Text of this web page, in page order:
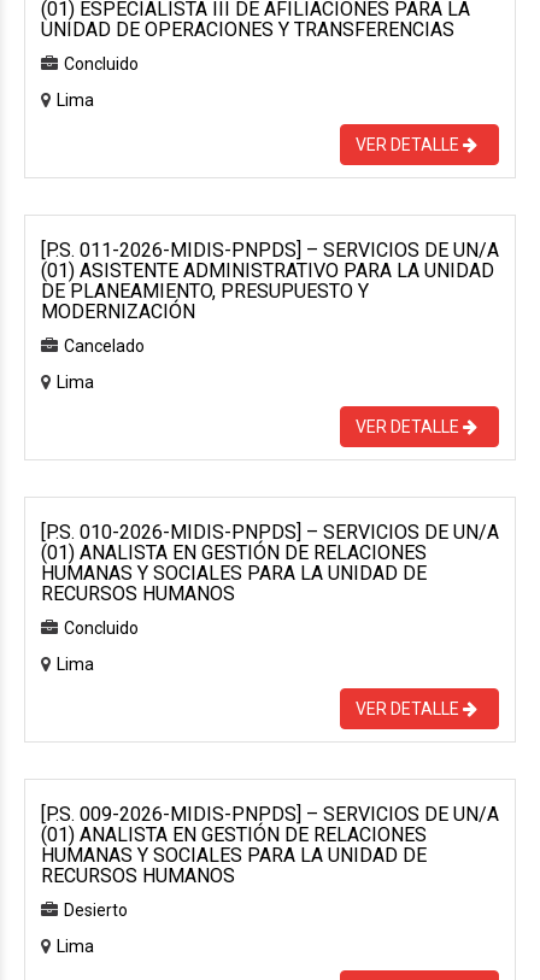
(01) ESPECIALISTA III DE AFILIACIONES PARA LA
UNIDAD DE OPERACIONES Y TRANSFERENCIAS
Concluido
Lima
VER DETALLE
[P.S. 011-2026-MIDIS-PNPDS] – SERVICIOS DE UN/A
(01) ASISTENTE ADMINISTRATIVO PARA LA UNIDAD
DE PLANEAMIENTO, PRESUPUESTO Y
MODERNIZACIÓN
Cancelado
Lima
VER DETALLE
[P.S. 010-2026-MIDIS-PNPDS] – SERVICIOS DE UN/A
(01) ANALISTA EN GESTIÓN DE RELACIONES
HUMANAS Y SOCIALES PARA LA UNIDAD DE
RECURSOS HUMANOS
Concluido
Lima
VER DETALLE
[P.S. 009-2026-MIDIS-PNPDS] – SERVICIOS DE UN/A
(01) ANALISTA EN GESTIÓN DE RELACIONES
HUMANAS Y SOCIALES PARA LA UNIDAD DE
RECURSOS HUMANOS
Desierto
Lima